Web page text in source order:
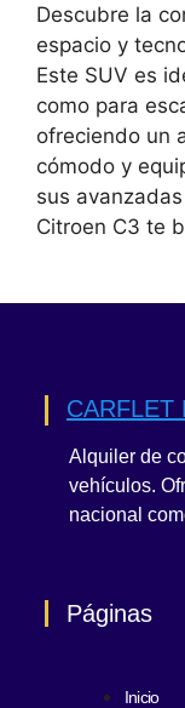
Descubre la
espacio y
Este SUV es
como para
ofreciendo un
cómodo y
sus
Citroen C3 te
CARFLET
Alquiler de
vehículos.
nacional
Páginas
Inicio